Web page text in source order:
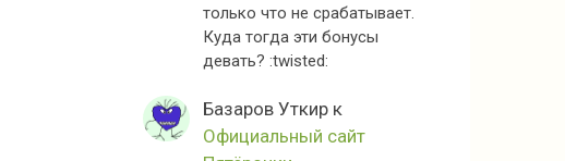
только что не срабатывает.
Куда тогда эти бонусы
девать? :twisted:
Базаров Уткир к
Официальный сайт